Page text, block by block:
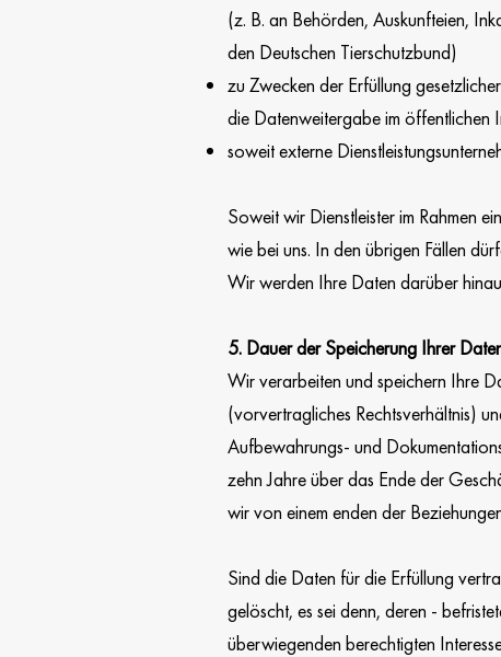
(z. B. an Behörden, Auskunfteien,
den Deutschen Tierschutzbund)
zu Zwecken der Erfüllung
die Datenweitergabe im öffentlichen
soweit externe
Soweit wir Dienstleister im Rahmen
wie bei uns. In den übrigen Fällen
Wir werden Ihre Daten darüber
5. Dauer der Speicherung Ihrer
Wir verarbeiten und speichern Ihre
(vorvertragliches Rechtsverhältnis)
Aufbewahrungs- und
zehn Jahre über das Ende der
wir von einem enden der
Sind die Daten für die Erfüllung
gelöscht, es sei denn, deren -
überwiegenden berechtigten